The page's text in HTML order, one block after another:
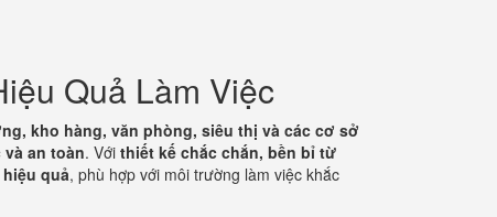
Quả Làm Việc
kho hàng, văn phòng, siêu thị và các cơ sở
an toàn. Với thiết kế chắc chắn, bền bỉ từ
quả, phù hợp với môi trường làm việc khắc